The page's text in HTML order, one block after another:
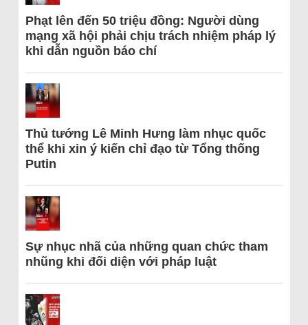
Phạt lên đến 50 triệu đồng: Người dùng
mạng xã hội phải chịu trách nhiệm pháp lý
khi dẫn nguồn báo chí
Thủ tướng Lê Minh Hưng làm nhục quốc
thể khi xin ý kiến chỉ đạo từ Tổng thống
Putin
Sự nhục nhã của những quan chức tham
nhũng khi đối diện với pháp luật